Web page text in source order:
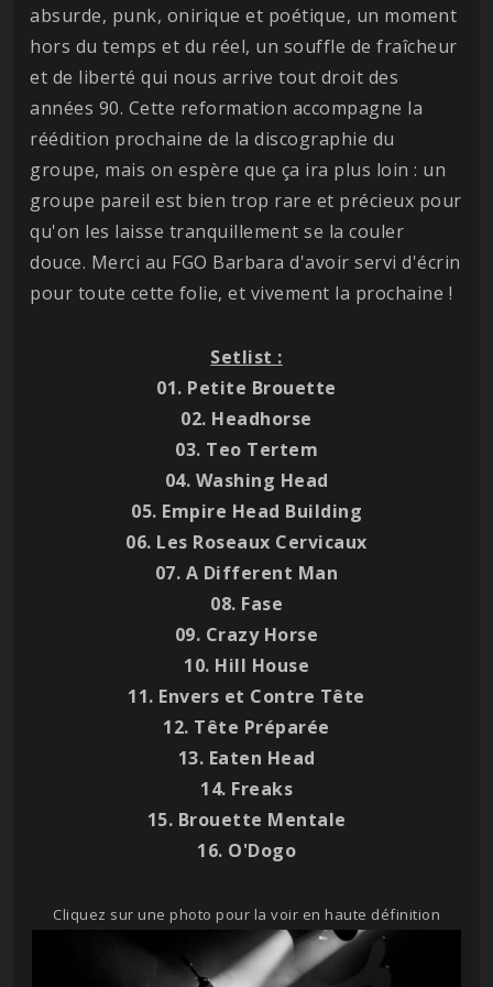
absurde, punk, onirique et poétique, un moment
hors du temps et du réel, un souffle de fraîcheur
et de liberté qui nous arrive tout droit des
années 90. Cette reformation accompagne la
réédition prochaine de la discographie du
groupe, mais on espère que ça ira plus loin : un
groupe pareil est bien trop rare et précieux pour
qu'on les laisse tranquillement se la couler
douce. Merci au FGO Barbara d'avoir servi d'écrin
pour toute cette folie, et vivement la prochaine !
Setlist :
01. Petite Brouette
02. Headhorse
03. Teo Tertem
04. Washing Head
05. Empire Head Building
06. Les Roseaux Cervicaux
07. A Different Man
08. Fase
09. Crazy Horse
10. Hill House
11. Envers et Contre Tête
12. Tête Préparée
13. Eaten Head
14. Freaks
15. Brouette Mentale
16. O'Dogo
Cliquez sur une photo pour la voir en haute définition